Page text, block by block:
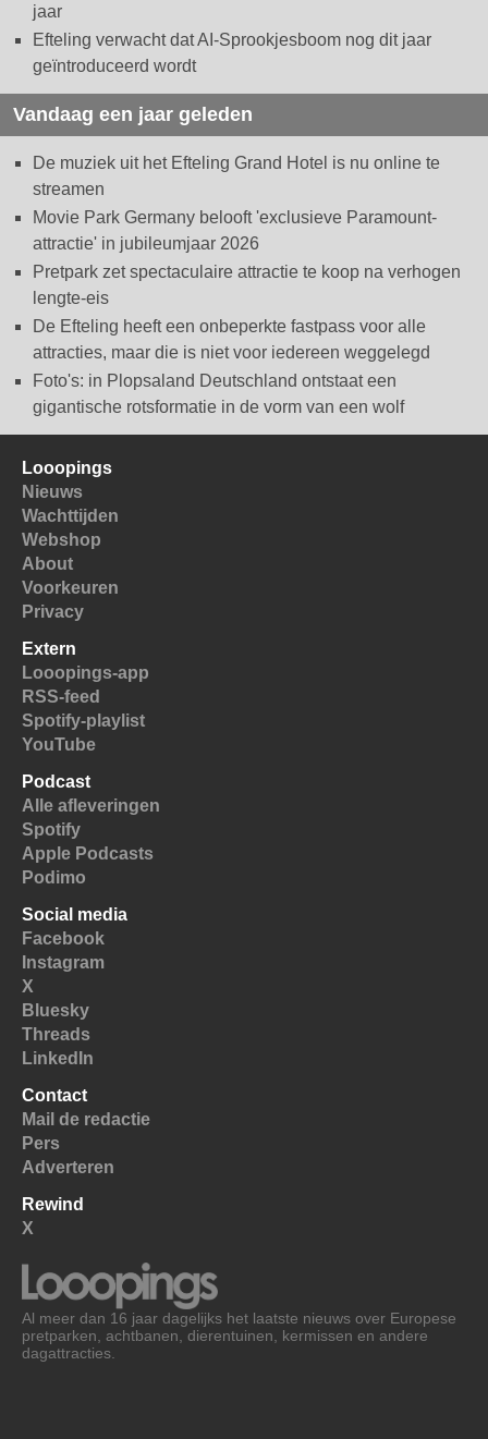
jaar
Efteling verwacht dat AI-Sprookjesboom nog dit jaar
geïntroduceerd wordt
Vandaag een jaar geleden
De muziek uit het Efteling Grand Hotel is nu online te
streamen
Movie Park Germany belooft 'exclusieve Paramount-
attractie' in jubileumjaar 2026
Pretpark zet spectaculaire attractie te koop na verhogen
lengte-eis
De Efteling heeft een onbeperkte fastpass voor alle
attracties, maar die is niet voor iedereen weggelegd
Foto's: in Plopsaland Deutschland ontstaat een
gigantische rotsformatie in de vorm van een wolf
Looopings
Nieuws
Wachttijden
Webshop
About
Voorkeuren
Privacy
Extern
Looopings-app
RSS-feed
Spotify-playlist
YouTube
Podcast
Alle afleveringen
Spotify
Apple Podcasts
Podimo
Social media
Facebook
Instagram
X
Bluesky
Threads
LinkedIn
Contact
Mail de redactie
Pers
Adverteren
Rewind
X
Al meer dan 16 jaar dagelijks het laatste nieuws over Europese
pretparken, achtbanen, dierentuinen, kermissen en andere
dagattracties.